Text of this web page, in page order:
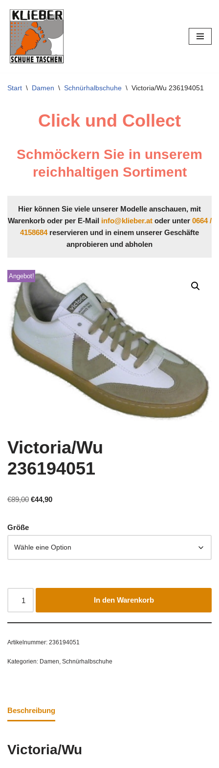
Zum
Inhalt
springen
Start \ Damen \ Schnürhalbschuhe \ Victoria/Wu 236194051
Click und Collect
Schmöckern Sie in unserem
reichhaltigen Sortiment
Hier können Sie viele unserer Modelle anschauen, mit
Warenkorb oder per E-Mail info@klieber.atoder unter 0664 /
4158684reservieren und in einem unserer Geschäfte
anprobieren und abholen
Angebot!
Victoria/Wu
236194051
€89,00 €44,90
Größe
In den Warenkorb
Artikelnummer: 236194051
Kategorien: Damen, Schnürhalbschuhe
Beschreibung
Victoria/Wu